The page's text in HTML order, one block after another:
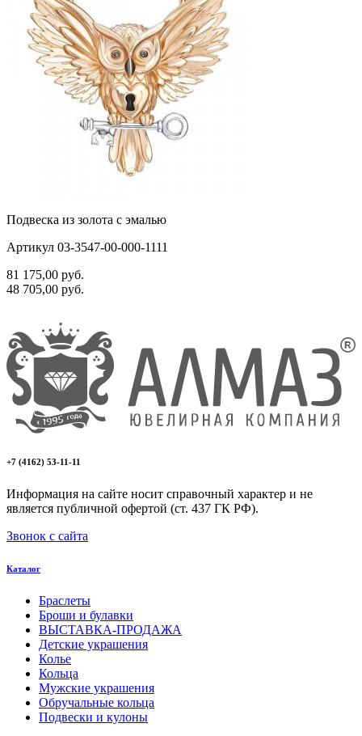
Подвеска из золота с эмалью
Артикул 03-3547-00-000-1111
81 175,00 руб.
48 705,00 руб.
+7 (4162) 53-11-11
Информация на сайте носит справочный характер и не
является публичной офертой (ст. 437 ГК РФ).
Звонок с сайта
Каталог
Браслеты
Броши и булавки
ВЫСТАВКА-ПРОДАЖА
Детские украшения
Колье
Кольца
Мужские украшения
Обручальные кольца
Подвески и кулоны